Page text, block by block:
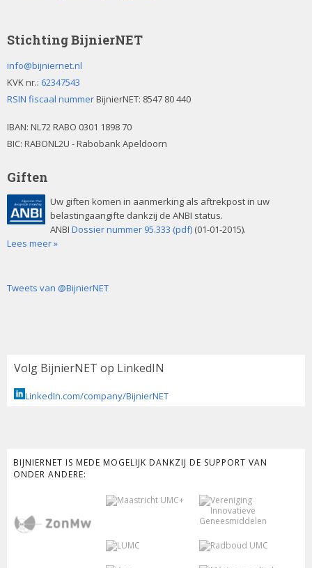
Stichting BijnierNET
info@bijniernet.nl
KVK nr.: 62347543
RSIN fiscaal nummerBijnierNET: 8547 80 440
IBAN: NL72 RABO 0301 1898 70
BIC: RABONL2U - Rabobank Apeldoorn
Giften
Uw giften komen in aanmerking als aftrekpost in uw
belastingaangifte dankzij de ANBI status.
ANBI Dossier nummer 95.333 (pdf) (01-01-2015).
Lees meer »
Tweets van @BijnierNET
Volg BijnierNET op LinkedIN
LinkedIn.com/company/BijnierNET
BIJNIERNET IS MEDE MOGELIJK DANKZIJ DE SUPPORT VAN
ONDER ANDERE: